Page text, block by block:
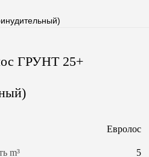
1500 л.
3000 л.
ГРУНТ 25+
Евролос
m³ 5